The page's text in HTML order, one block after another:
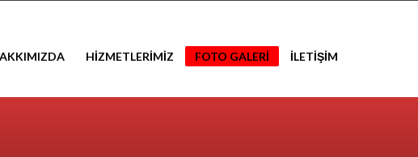
HİZMETLERİMİZ FOTO GALERİ İLETİŞİM